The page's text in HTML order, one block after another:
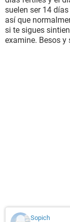
suelen ser 14
así que
si te sigues
examine. Besos y
Sopich